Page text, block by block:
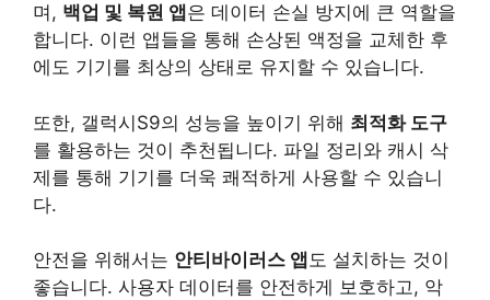
며, 백업 및 복원 앱 은 데이터 손실 방지에 큰 역할을
합니다. 이런 앱들을 통해 손상된 액정을 교체한 후
에도 기기를 최상의 상태로 유지할 수 있습니다.
또한, 갤럭시S9의 성능을 높이기 위해 최적화 도구
를 활용하는 것이 추천됩니다. 파일 정리와 캐시 삭
제를 통해 기기를 더욱 쾌적하게 사용할 수 있습니
다.
안전을 위해서는 안티바이러스 앱 도 설치하는 것이
좋습니다. 사용자 데이터를 안전하게 보호하고, 악